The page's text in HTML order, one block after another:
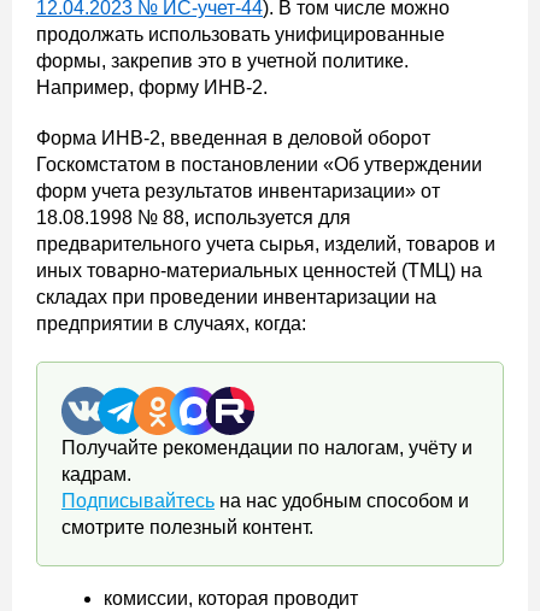
12.04.2023 № ИС-учет-44). В том числе можно
продолжать использовать унифицированные
формы, закрепив это в учетной политике.
Например, форму ИНВ-2.
Форма ИНВ-2, введенная в деловой оборот
Госкомстатом в постановлении «Об утверждении
форм учета результатов инвентаризации» от
18.08.1998 № 88, используется для
предварительного учета сырья, изделий, товаров и
иных товарно-материальных ценностей (ТМЦ) на
складах при проведении инвентаризации на
предприятии в случаях, когда:
Получайте рекомендации по налогам, учёту и
кадрам.
Подписывайтесь на нас удобным способом и
смотрите полезный контент.
комиссии, которая проводит